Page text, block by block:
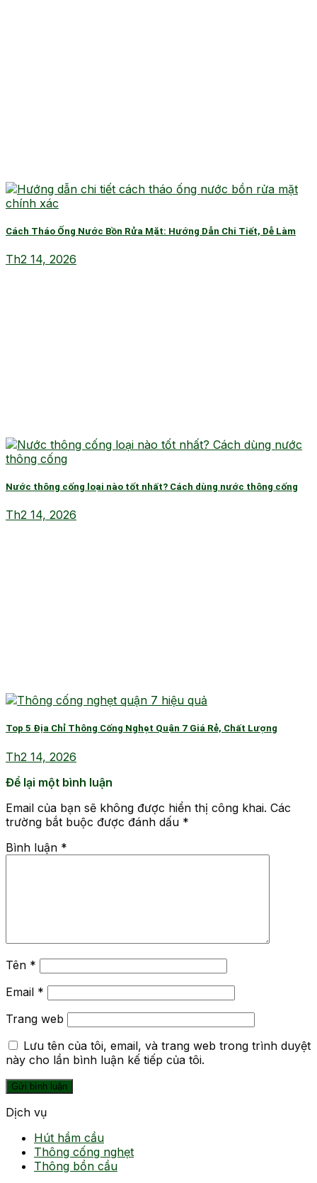
Cách Tháo Ống Nước Bồn Rửa Mặt: Hướng Dẫn Chi Tiết, Dễ Làm
Th2 14, 2026
Nước thông cống loại nào tốt nhất? Cách dùng nước thông cống
Th2 14, 2026
Top 5 Địa Chỉ Thông Cống Nghẹt Quận 7 Giá Rẻ, Chất Lượng
Th2 14, 2026
Để lại một bình luận
Email của bạn sẽ không được hiển thị công khai. Các
trường bắt buộc được đánh dấu *
Bình luận *
Tên *
Email *
Trang web
Lưu tên của tôi, email, và trang web trong trình duyệt
này cho lần bình luận kế tiếp của tôi.
Dịch vụ
Hút hầm cầu
Thông cống nghẹt
Thông bồn cầu